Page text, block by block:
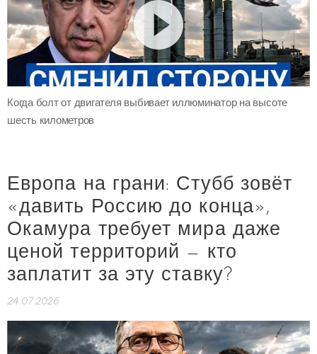
Когда болт от двигателя выбивает иллюминатор на высоте
шесть километров
Европа на грани: Стубб зовёт
«давить Россию до конца»,
Окамура требует мира даже
ценой территорий — кто
заплатит за эту ставку?
24.07.2026